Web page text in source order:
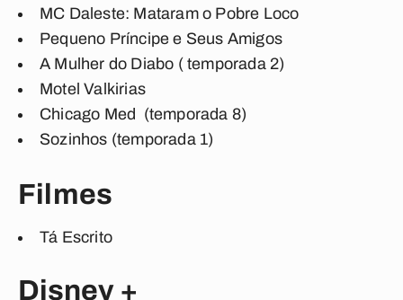
MC Daleste: Mataram o Pobre Loco
Pequeno Príncipe e Seus Amigos
A Mulher do Diabo ( temporada 2)
Motel Valkirias
Chicago Med (temporada 8)
Sozinhos (temporada 1)
Filmes
Tá Escrito
Disney +